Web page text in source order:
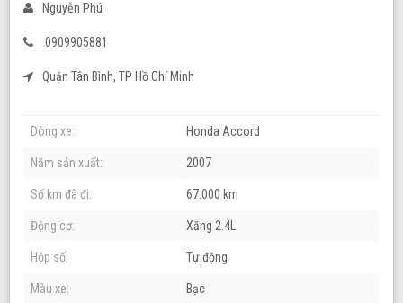
Nguyễn Phú
0909905881
Quận Tân Bình, TP Hồ Chí Minh
Dòng xe: Honda Accord
Năm sản xuất: 2007
Số km đã đi: 67.000 km
Động cơ: Xăng 2.4L
Hộp số: Tự động
Màu xe: Bạc